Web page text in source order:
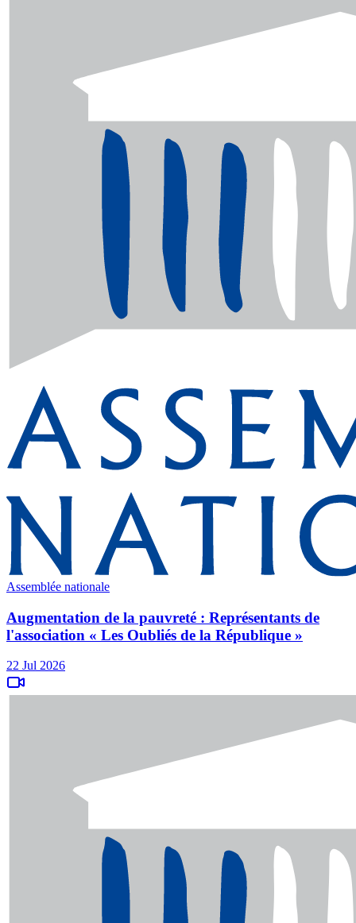
Assemblée nationale
Augmentation de la pauvreté : Représentants de
l'association « Les Oubliés de la République »
22 Jul 2026